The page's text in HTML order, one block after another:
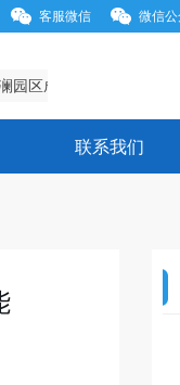
客服微信 微信
区成
园区成
区成
联系我们